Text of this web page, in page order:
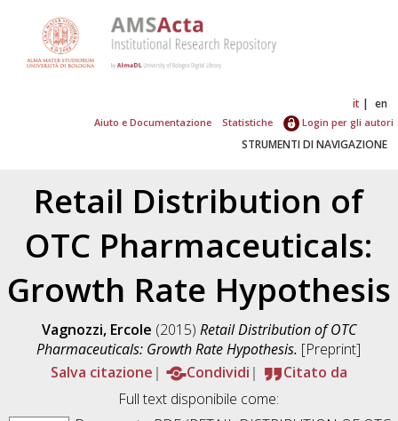
it en
Aiuto e Documentazione Statistiche Login per gli autori
STRUMENTI DI NAVIGAZIONE
Retail Distribution of
OTC Pharmaceuticals:
Growth Rate Hypothesis
Vagnozzi, Ercole (2015) Retail Distribution of OTC
Pharmaceuticals: Growth Rate Hypothesis. [Preprint]
Salva citazione
Condividi
Citato da
Full text disponibile come: